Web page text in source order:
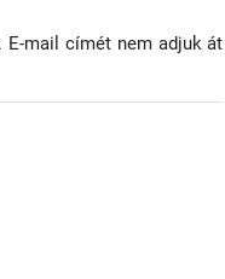
E-mail címét nem adjuk át